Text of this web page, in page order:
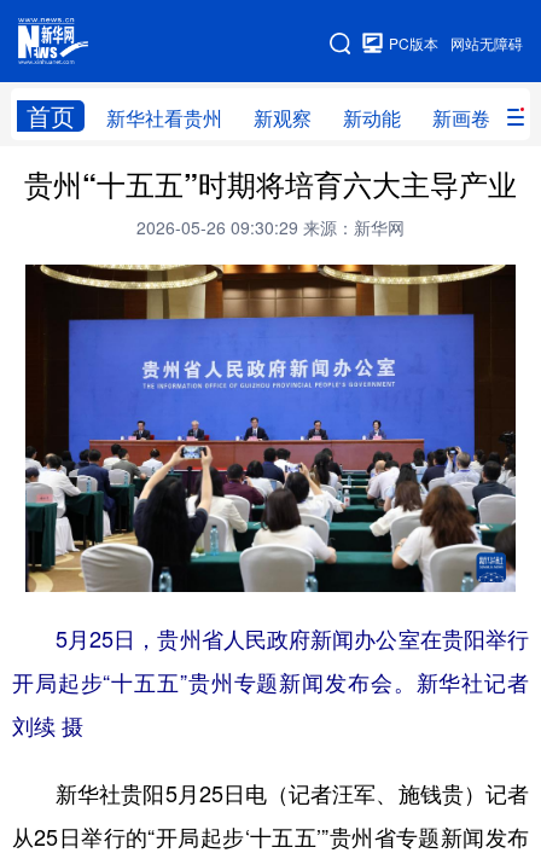
网站无障碍
PC版本
首页 新华社看贵州 新观察 新动能 新画卷
网站地图
新华社看贵州 新观察 新动能 新画卷
贵州领导 人事
专题 访谈 直播 视频
部门之窗 县区直达
融媒联播 贵阳 遵义
六盘水 毕节 铜仁 黔东南
黔南 黔西南
地方频道
北京 天津 河北 山西
辽宁
浙江 安徽 福建 江西
山东 河南 湖北 湖南
贵州“十五五”时期将培育六大主导产业
2026-05-26 09:30:29 来源：新华网
5月25日，贵州省人民政府新闻办公室在贵阳举行
开局起步“十五五”贵州专题新闻发布会。新华社记者
刘续 摄
新华社贵阳5月25日电（记者汪军、施钱贵）记者
从25日举行的“开局起步‘十五五’”贵州省专题新闻发布